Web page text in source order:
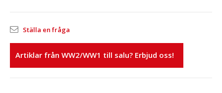
Ställa en fråga
Artiklar från WW2/WW1 till salu? Erbjud oss!